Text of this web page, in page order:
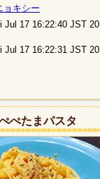
ョキシー
Jul 17 16:22:40 JST 20
Jul 17 16:22:31 JST 20
ぺたまパスタ